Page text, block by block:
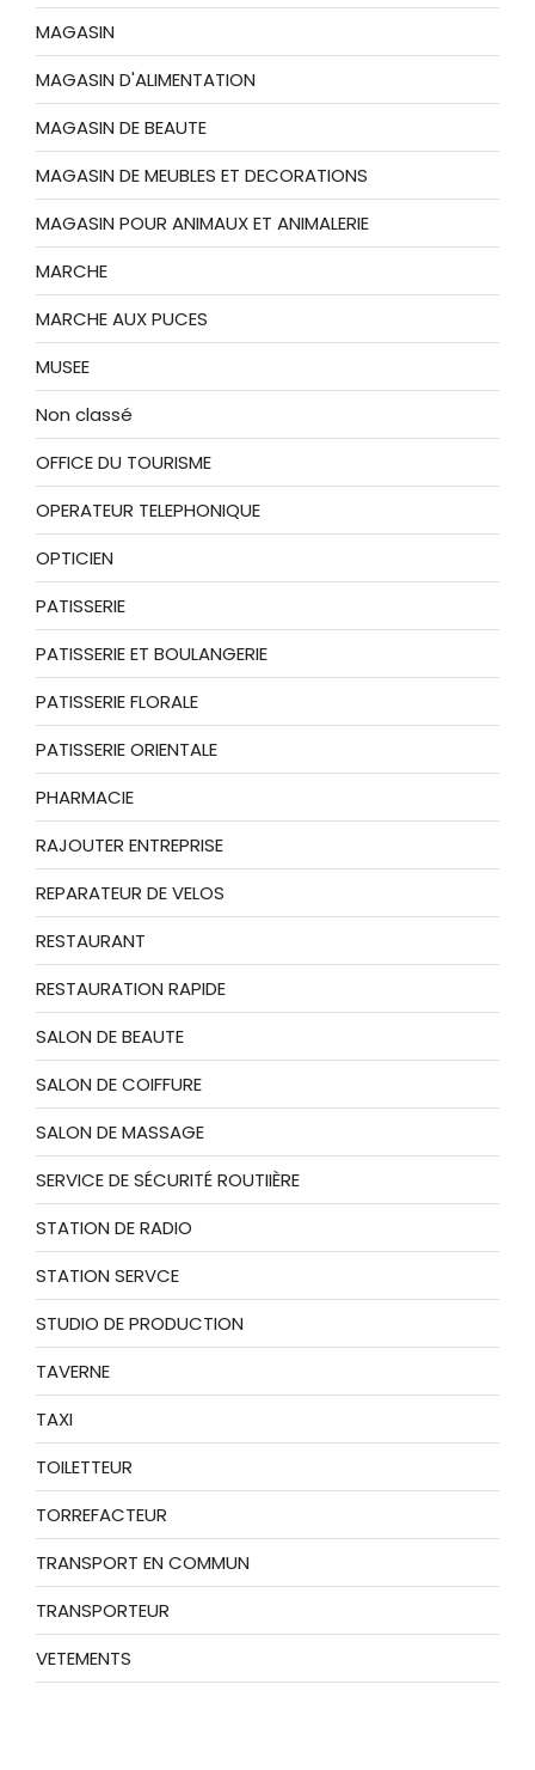
MAGASIN
MAGASIN D'ALIMENTATION
MAGASIN DE BEAUTE
MAGASIN DE MEUBLES ET DECORATIONS
MAGASIN POUR ANIMAUX ET ANIMALERIE
MARCHE
MARCHE AUX PUCES
MUSEE
Non classé
OFFICE DU TOURISME
OPERATEUR TELEPHONIQUE
OPTICIEN
PATISSERIE
PATISSERIE ET BOULANGERIE
PATISSERIE FLORALE
PATISSERIE ORIENTALE
PHARMACIE
RAJOUTER ENTREPRISE
REPARATEUR DE VELOS
RESTAURANT
RESTAURATION RAPIDE
SALON DE BEAUTE
SALON DE COIFFURE
SALON DE MASSAGE
SERVICE DE SÉCURITÉ ROUTIIÈRE
STATION DE RADIO
STATION SERVCE
STUDIO DE PRODUCTION
TAVERNE
TAXI
TOILETTEUR
TORREFACTEUR
TRANSPORT EN COMMUN
TRANSPORTEUR
VETEMENTS